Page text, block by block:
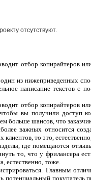
отсутствуют.
отбор копирайтеров
из нижеприведенных
написание текстов с
отбор копирайтеров
вы получили доступ
больше шансов, что
важных относится
то это,
где помещаются
то, что у фрилансера
естественно, тоже.
Главным
потенциальный покупатель